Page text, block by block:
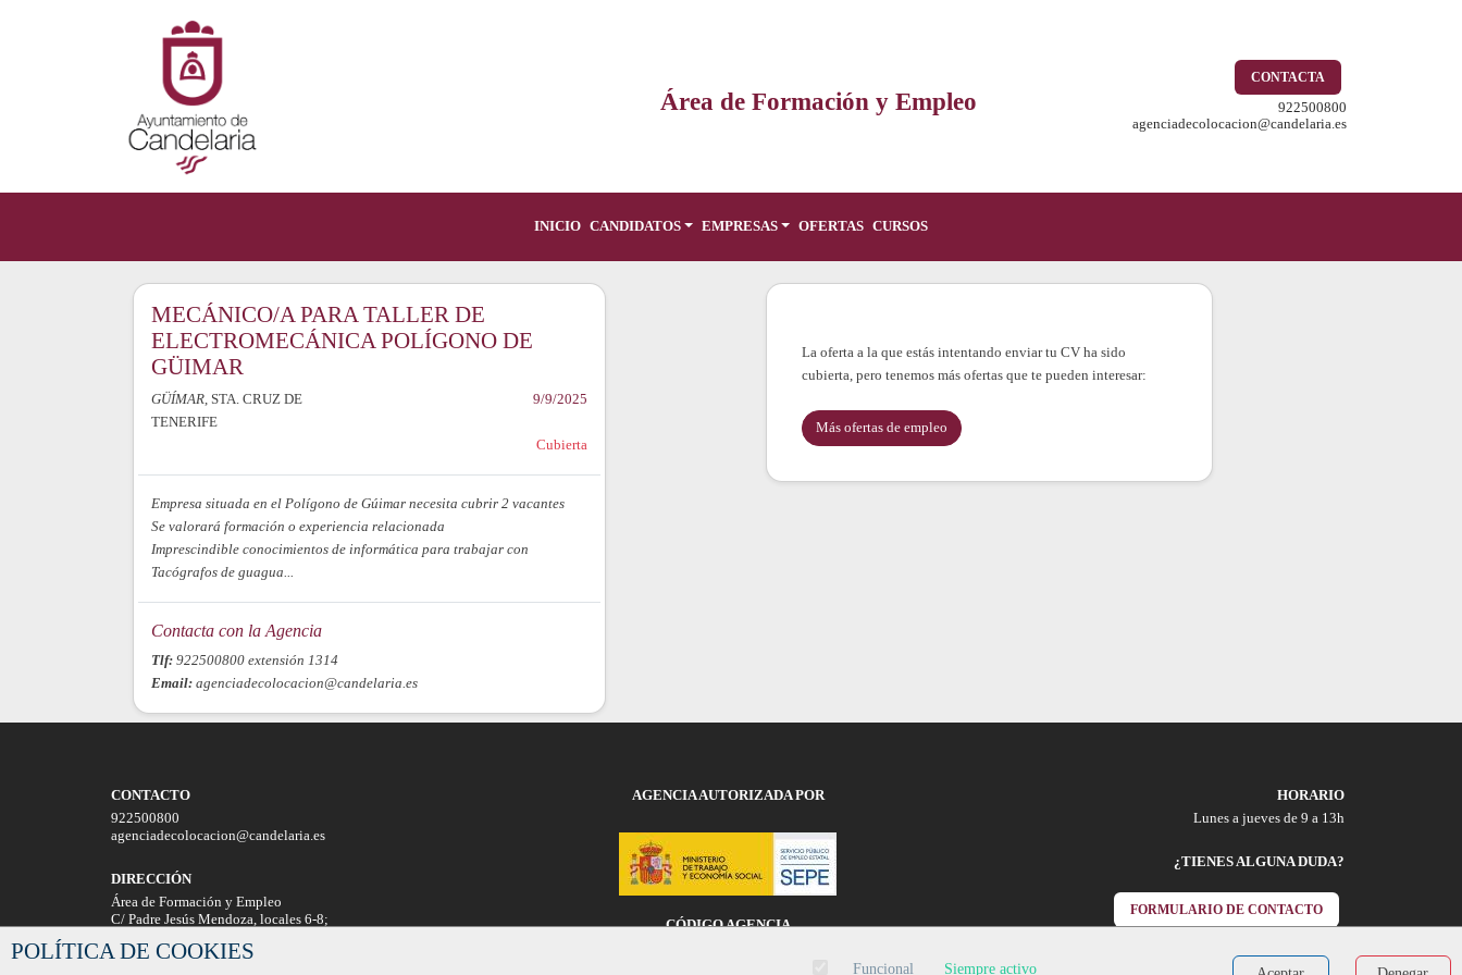
Área de Formación y Empleo
CONTACTA
922500800
agenciadecolocacion@candelaria.es
INICIO CANDIDATOS EMPRESAS OFERTAS CURSOS
MECÁNICO/A PARA TALLER DE
ELECTROMECÁNICA POLÍGONO DE
GÜIMAR
GÜÍMAR, STA. CRUZ DE
TENERIFE
9/9/2025
Cubierta
Empresa situada en el Polígono de Gúimar necesita cubrir 2 vacantes
Se valorará formación o experiencia relacionada
Imprescindible conocimientos de informática para trabajar con
Tacógrafos de guagua...
Contacta con la Agencia
Tlf: 922500800 extensión 1314
Email: agenciadecolocacion@candelaria.es
La oferta a la que estás intentando enviar tu CV ha sido
cubierta, pero tenemos más ofertas que te pueden interesar:
Más ofertas de empleo
CONTACTO
922500800
agenciadecolocacion@candelaria.es
DIRECCIÓN
Área de Formación y Empleo
C/ Padre Jesús Mendoza, locales 6-8;
AGENCIA AUTORIZADA POR
CÓDIGO AGENCIA
HORARIO
Lunes a jueves de 9 a 13h
¿TIENES ALGUNA DUDA?
FORMULARIO DE CONTACTO
POLÍTICA DE COOKIES
Funcional Siempre activo